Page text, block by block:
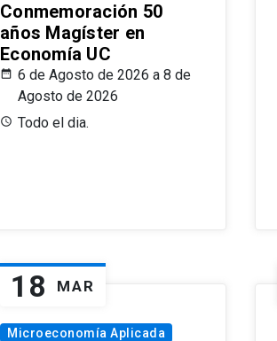
Conmemoración 50
años Magíster en
Economía UC
6 de Agosto de 2026 a 8 de
Agosto de 2026
Todo el dia.
18 MAR
Microeconomía Aplicada